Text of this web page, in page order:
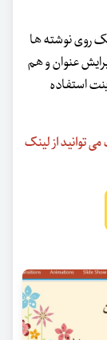
روی نوشته ها
عنوان و هم
استفاده
توانید از لینک